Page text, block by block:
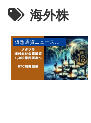
海外株